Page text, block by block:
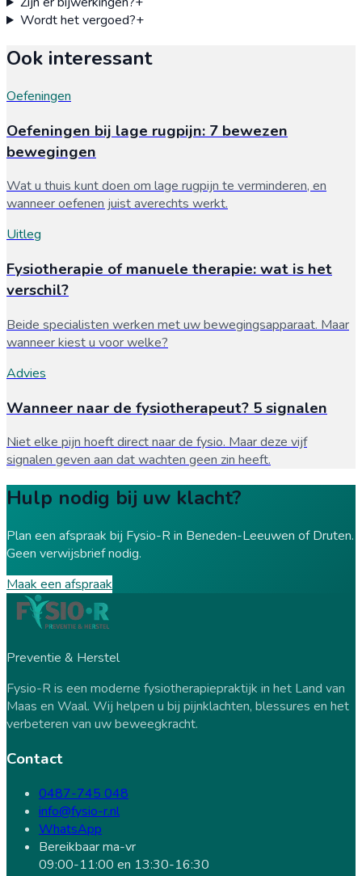
Wordt het vergoed?+
Ook interessant
Oefeningen
Oefeningen bij lage rugpijn: 7 bewezen
bewegingen
Wat u thuis kunt doen om lage rugpijn te verminderen, en
wanneer oefenen juist averechts werkt.
Uitleg
Fysiotherapie of manuele therapie: wat is het
verschil?
Beide specialisten werken met uw bewegingsapparaat. Maar
wanneer kiest u voor welke?
Advies
Wanneer naar de fysiotherapeut? 5 signalen
Niet elke pijn hoeft direct naar de fysio. Maar deze vijf
signalen geven aan dat wachten geen zin heeft.
Hulp nodig bij uw klacht?
Plan een afspraak bij Fysio-R in Beneden-Leeuwen of Druten.
Geen verwijsbrief nodig.
Maak een afspraak
Preventie & Herstel
Fysio-R is een moderne fysiotherapiepraktijk in het Land van
Maas en Waal. Wij helpen u bij pijnklachten, blessures en het
verbeteren van uw beweegkracht.
Contact
0487-745 048
info@fysio-r.nl
WhatsApp
Bereikbaar ma-vr
09:00-11:00 en 13:30-16:30